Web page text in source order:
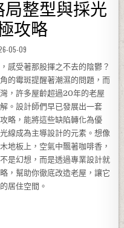
整型與採光
攻略
DATE:
05-09
感受著那股揮之不去的陰鬱？
的霉斑提醒著潮濕的問題，而
，許多屋齡超過20年的老屋
。設計師們早已發展出一套
略，能將這些缺陷轉化為優
線成為主導設計的元素。想像
地板上，空氣中飄著咖啡香，
是幻想，而是透過專業設計就
，幫助你徹底改造老屋，讓它
居住空間。